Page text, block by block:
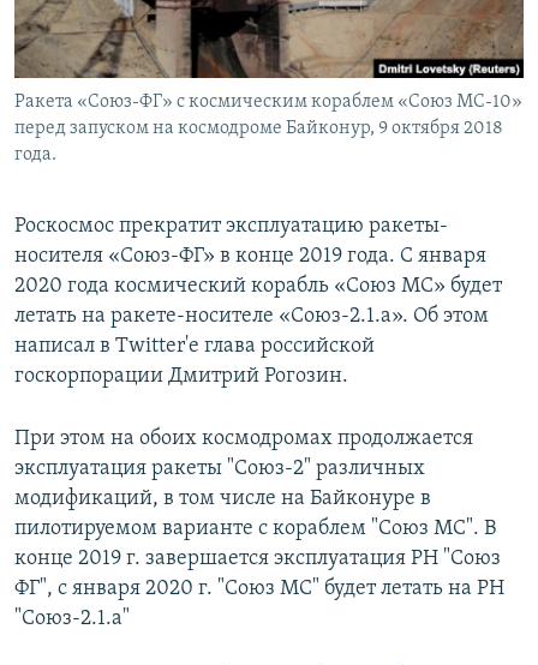
Ракета «Союз-ФГ» с космическим кораблем «Союз МС-10»
перед запуском на космодроме Байконур, 9 октября 2018
года.
Роскосмос прекратит эксплуатацию ракеты-
носителя «Союз-ФГ» в конце 2019 года. С января
2020 года космический корабль «Союз МС» будет
летать на ракете-носителе «Союз-2.1.а». Об этом
написал в Twitter'e глава российской
госкорпорации Дмитрий Рогозин.
При этом на обоих космодромах продолжается
эксплуатация ракеты "Союз-2" различных
модификаций, в том числе на Байконуре в
пилотируемом варианте с кораблем "Союз МС". В
конце 2019 г. завершается эксплуатация РН "Союз
ФГ", с января 2020 г. "Союз МС" будет летать на РН
"Союз-2.1.а"